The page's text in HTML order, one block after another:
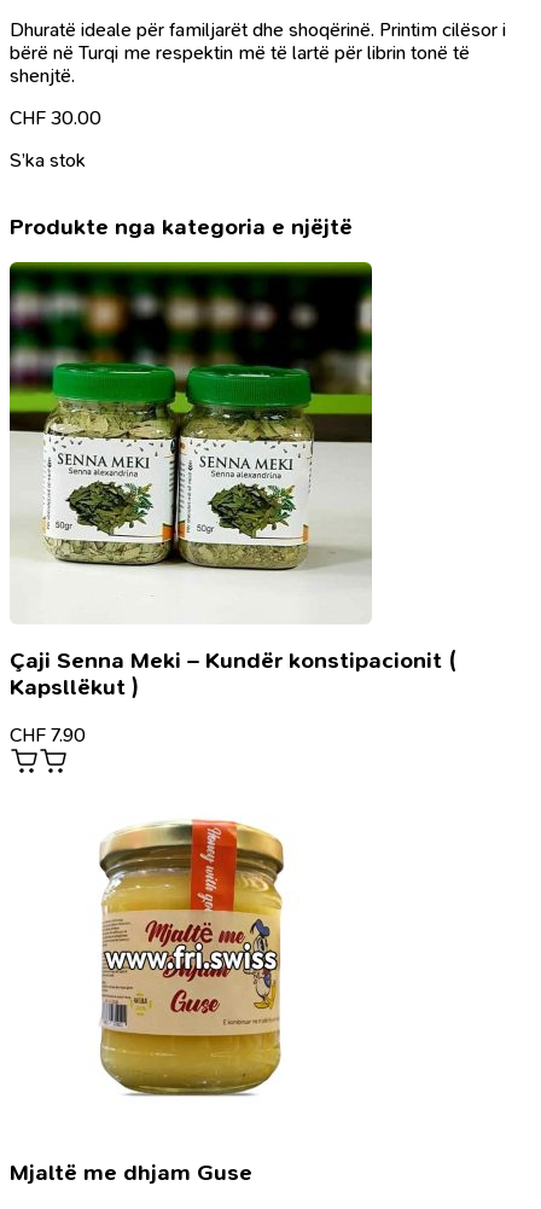
Dhuratë ideale për familjarët dhe shoqërinë. Printim cilësor i
bërë në Turqi me respektin më të lartë për librin tonë të
shenjtë.
CHF 30.00
S’ka stok
Produkte nga kategoria e njëjtë
Çaji Senna Meki – Kundër konstipacionit (
Kapsllëkut )
CHF 7.90
Mjaltë me dhjam Guse